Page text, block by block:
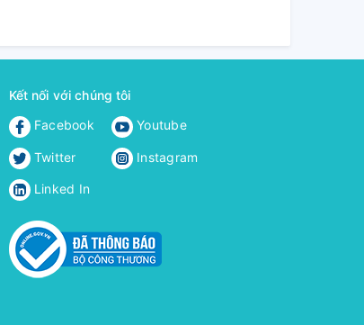
Kết nối với chúng tôi
Facebook
Youtube
Twitter Instagram
Linked In